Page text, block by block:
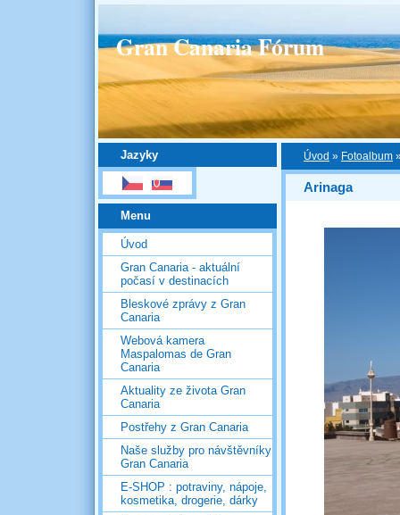
Gran Canaria Fórum
Jazyky
Menu
Úvod
Gran Canaria - aktuální
počasí v destinacích
Bleskové zprávy z Gran
Canaria
Webová kamera
Maspalomas de Gran
Canaria
Aktuality ze života Gran
Canaria
Postřehy z Gran Canaria
Naše služby pro návštěvníky
Gran Canaria
E-SHOP : potraviny, nápoje,
kosmetika, drogerie, dárky
Úvod » Fotoalbum
Arinaga